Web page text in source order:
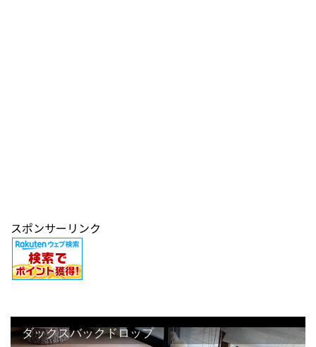
スポンサーリンク
ダックスバックドロップ